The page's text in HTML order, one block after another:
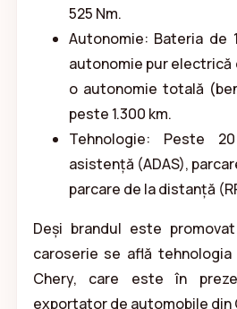
525 Nm.
Autonomie: Bateria de
autonomie pur electrică
o autonomie totală
peste 1.300 km.
Tehnologie: Peste
asistență (ADAS),
parcare de la distanță
Deși brandul este
caroserie se află
Chery, care este în
exportator de automobile din